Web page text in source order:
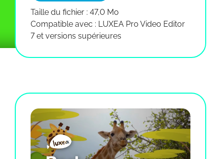
Taille du fichier : 47,0 Mo
Compatible avec : LUXEA Pro Video Editor
7 et versions supérieures